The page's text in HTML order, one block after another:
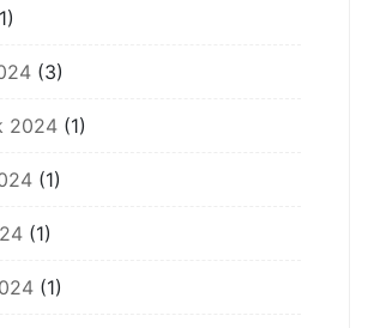
(3)
2024 (1)
(1)
(1)
(1)